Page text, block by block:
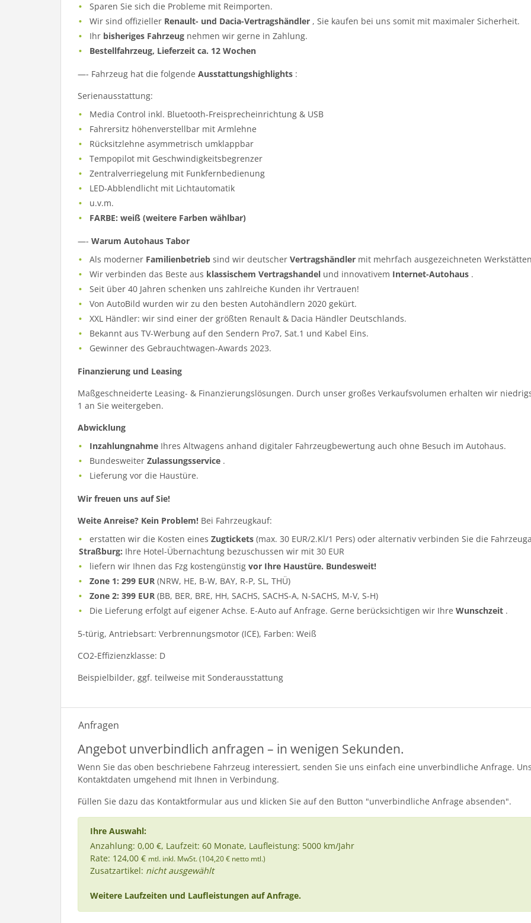
Sparen Sie sich die Probleme mit Reimporten.
Wir sind offizieller Renault- und Dacia-Vertragshändler , Sie kaufen bei uns somit mit maximaler Sicherheit.
Ihr bisheriges Fahrzeug nehmen wir gerne in Zahlung.
Bestellfahrzeug, Lieferzeit ca. 12 Wochen
—- Fahrzeug hat die folgende Ausstattungshighlights :
Serienausstattung:
Media Control inkl. Bluetooth-Freisprecheinrichtung & USB
Fahrersitz höhenverstellbar mit Armlehne
Rücksitzlehne asymmetrisch umklappbar
Tempopilot mit Geschwindigkeitsbegrenzer
Zentralverriegelung mit Funkfernbedienung
LED-Abblendlicht mit Lichtautomatik
u.v.m.
FARBE: weiß (weitere Farben wählbar)
—- Warum Autohaus Tabor
Als moderner Familienbetrieb sind wir deutscherVertragshändler mit mehrfach ausgezeichneten
Wir verbinden das Beste aus klassischem Vertragshandel und innovativem Internet-Autohaus .
Seit über 40 Jahren schenken uns zahlreiche Kunden ihr Vertrauen!
Von AutoBild wurden wir zu den besten Autohändlern 2020 gekürt.
XXL Händler: wir sind einer der größten Renault & Dacia Händler Deutschlands.
Bekannt aus TV-Werbung auf den Sendern Pro7, Sat.1 und Kabel Eins.
Gewinner des Gebrauchtwagen-Awards 2023.
Finanzierung und Leasing
Maßgeschneiderte Leasing- & Finanzierungslösungen. Durch unser großes Verkaufsvolumen erhalten wir
1 an Sie weitergeben.
Abwicklung
Inzahlungnahme Ihres Altwagens anhand digitaler Fahrzeugbewertung auch ohne Besuch im Autohaus.
BundesweiterZulassungsservice .
Lieferung vor die Haustüre.
Wir freuen uns auf Sie!
Weite Anreise? Kein Problem! Bei Fahrzeugkauf:
erstatten wir die Kosten einesZugtickets (max. 30 EUR/2.Kl/1 Pers) oder alternativ verbinden Sie die
Straßburg: Ihre Hotel-Übernachtung bezuschussen wir mit 30 EUR
liefern wir Ihnen das Fzg kostengünstigvor Ihre Haustüre. Bundesweit!
Zone 1: 299 EUR (NRW, HE, B-W, BAY, R-P, SL, THÜ)
Zone 2: 399 EUR (BB, BER, BRE, HH, SACHS, SACHS-A, N-SACHS, M-V, S-H)
Die Lieferung erfolgt auf eigener Achse. E-Auto auf Anfrage. Gerne berücksichtigen wir IhreWunschzeit .
5-türig, Antriebsart: Verbrennungsmotor (ICE), Farben: Weiß
CO2-Effizienzklasse: D
Beispielbilder, ggf. teilweise mit Sonderausstattung
Anfragen
Angebot unverbindlich anfragen – in wenigen Sekunden.
Wenn Sie das oben beschriebene Fahrzeug interessiert, senden Sie uns einfach eine unverbindliche Anfrage.
Kontaktdaten umgehend mit Ihnen in Verbindung.
Füllen Sie dazu das Kontaktformular aus und klicken Sie auf den Button "unverbindliche Anfrage absenden".
Ihre Auswahl:
Anzahlung: 0,00 €, Laufzeit: 60 Monate, Laufleistung: 5000 km/Jahr
Rate: 124,00 € mtl. inkl. MwSt. (104,20 € netto mtl.)
Zusatzartikel: nicht ausgewählt
Weitere Laufzeiten und Laufleistungen auf Anfrage.